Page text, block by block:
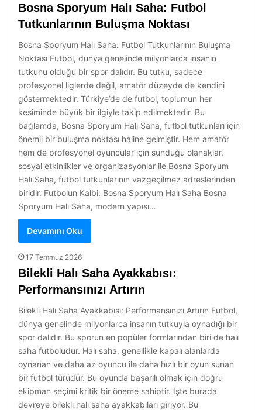
Bosna Sporyum Halı Saha: Futbol
Tutkunlarının Buluşma Noktası
Bosna Sporyum Halı Saha: Futbol Tutkunlarının Buluşma
Noktası Futbol, dünya genelinde milyonlarca insanın
tutkunu olduğu bir spor dalıdır. Bu tutku, sadece
profesyonel liglerde değil, amatör düzeyde de kendini
göstermektedir. Türkiye’de de futbol, toplumun her
kesiminde büyük bir ilgiyle takip edilmektedir. Bu
bağlamda, Bosna Sporyum Halı Saha, futbol tutkunları için
önemli bir buluşma noktası haline gelmiştir. Hem amatör
hem de profesyonel oyuncular için sunduğu olanaklar,
sosyal etkinlikler ve organizasyonlar ile Bosna Sporyum
Halı Saha, futbol tutkunlarının vazgeçilmez adreslerinden
biridir. Futbolun Kalbi: Bosna Sporyum Halı Saha Bosna
Sporyum Halı Saha, modern yapısı…
Devamını Oku
17 Temmuz 2026
Bilekli Halı Saha Ayakkabısı:
Performansınızı Artırın
Bilekli Halı Saha Ayakkabısı: Performansınızı Artırın Futbol,
dünya genelinde milyonlarca insanın tutkuyla oynadığı bir
spor dalıdır. Bu sporun en popüler formlarından biri de halı
saha futboludur. Halı saha, genellikle kapalı alanlarda
oynanan ve daha az oyuncu ile daha hızlı bir oyun sunan
bir futbol türüdür. Bu oyunda başarılı olmak için doğru
ekipman seçimi kritik bir öneme sahiptir. İşte burada
devreye bilekli halı saha ayakkabıları giriyor. Bu